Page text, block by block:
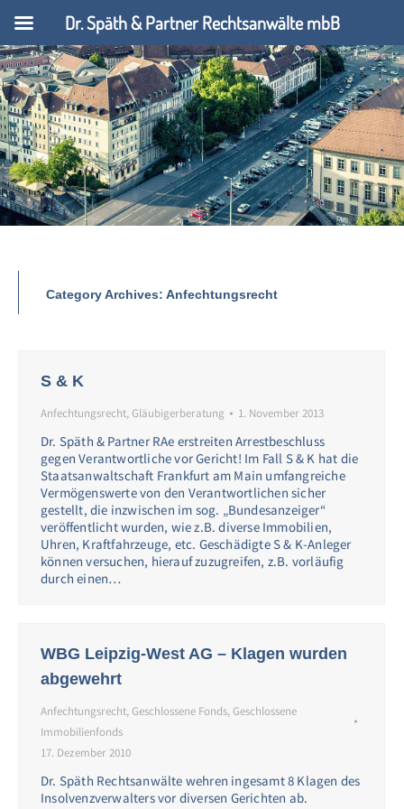
Category Archives: Anfechtungsrecht
S & K
Anfechtungsrecht,Gläubigerberatung 1. November 2013
Dr. Späth & Partner RAe erstreiten Arrestbeschluss
gegen Verantwortliche vor Gericht! Im Fall S & K hat die
Staatsanwaltschaft Frankfurt am Main umfangreiche
Vermögenswerte von den Verantwortlichen sicher
gestellt, die inzwischen im sog. „Bundesanzeiger“
veröffentlicht wurden, wie z.B. diverse Immobilien,
Uhren, Kraftfahrzeuge, etc. Geschädigte S & K-Anleger
können versuchen, hierauf zuzugreifen, z.B. vorläufig
durch einen…
WBG Leipzig-West AG – Klagen wurden
abgewehrt
Anfechtungsrecht,Geschlossene Fonds,Geschlossene
Immobilienfonds
17. Dezember 2010
Dr. Späth Rechtsanwälte wehren ingesamt 8 Klagen des
Insolvenzverwalters vor diversen Gerichten ab.
Dr. Späth & Partner Rechtsanwälte mbB